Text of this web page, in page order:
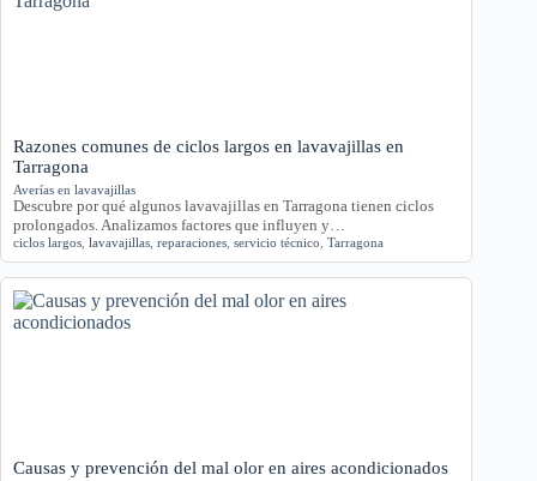
Razones comunes de ciclos largos en lavavajillas en
Tarragona
Averías en lavavajillas
Descubre por qué algunos lavavajillas en Tarragona tienen ciclos
prolongados. Analizamos factores que influyen y…
ciclos largos lavavajillas reparaciones servicio técnico Tarragona
Causas y prevención del mal olor en aires acondicionados